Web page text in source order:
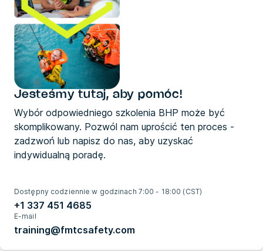
Jesteśmy tutaj, aby pomóc!
Wybór odpowiedniego szkolenia BHP może być
skomplikowany. Pozwól nam uprościć ten proces -
zadzwoń lub napisz do nas, aby uzyskać
indywidualną poradę.
Dostępny codziennie w godzinach 7:00 - 18:00 (CST)
+1 337 451 4685
E-mail
training@fmtcsafety.com